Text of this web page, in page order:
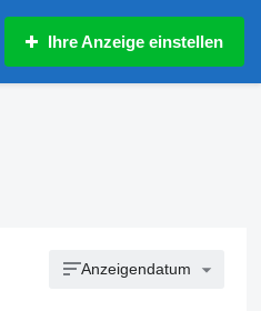
Ihre Anzeige einstellen
Anzeigendatum